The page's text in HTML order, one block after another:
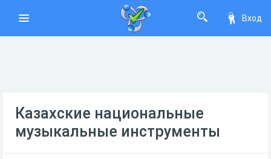
Вход
Казахские национальные
музыкальные инструменты